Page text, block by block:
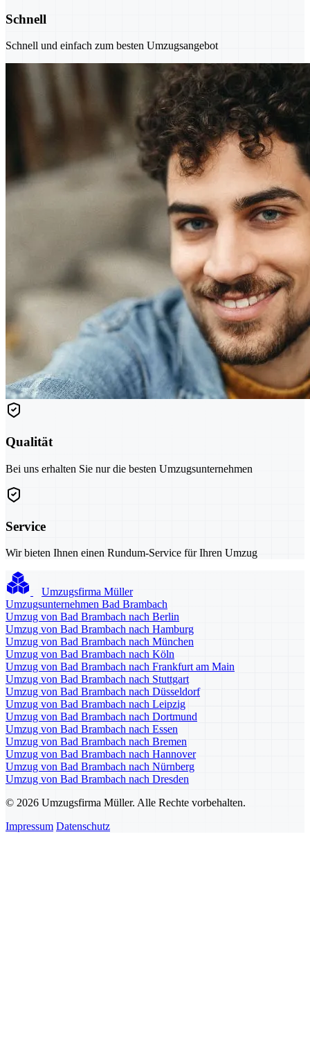
Schnell
Schnell und einfach zum besten Umzugsangebot
Qualität
Bei uns erhalten Sie nur die besten Umzugsunternehmen
Service
Wir bieten Ihnen einen Rundum-Service für Ihren Umzug
Umzugsfirma Müller
Umzugsunternehmen Bad Brambach
Umzug von Bad Brambach nach Berlin
Umzug von Bad Brambach nach Hamburg
Umzug von Bad Brambach nach München
Umzug von Bad Brambach nach Köln
Umzug von Bad Brambach nach Frankfurt am Main
Umzug von Bad Brambach nach Stuttgart
Umzug von Bad Brambach nach Düsseldorf
Umzug von Bad Brambach nach Leipzig
Umzug von Bad Brambach nach Dortmund
Umzug von Bad Brambach nach Essen
Umzug von Bad Brambach nach Bremen
Umzug von Bad Brambach nach Hannover
Umzug von Bad Brambach nach Nürnberg
Umzug von Bad Brambach nach Dresden
© 2026 Umzugsfirma Müller. Alle Rechte vorbehalten.
Impressum Datenschutz